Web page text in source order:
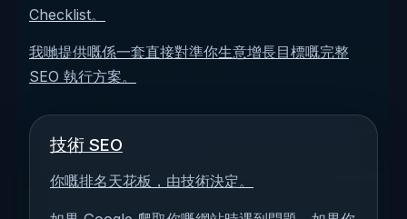
Checklist。
我哋提供嘅係一套直接對準你生意增長目標嘅完整
SEO 執行方案。
技術 SEO
你嘅排名天花板，由技術決定。